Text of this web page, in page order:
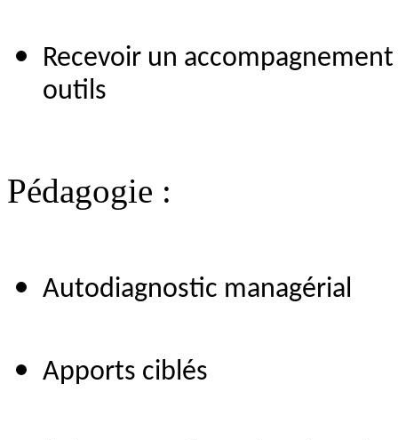
Recevoir un
outils
Pédagogie :
Autodiagnostic managérial
Apports ciblés